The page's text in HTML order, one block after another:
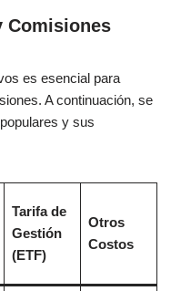
Comisiones
es esencial para
A continuación, se
y sus
Tarifa de
Gestión
(ETF)
Otros
Costos